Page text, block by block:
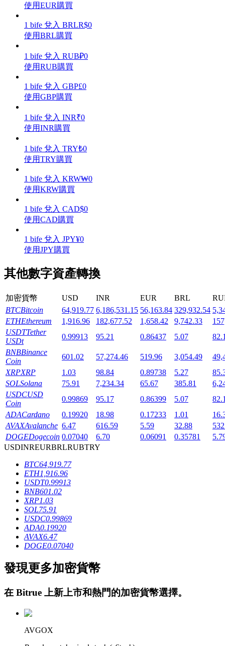
增值寶
使您的資產穩定增值
機槍池
一鍵質押鎖定高收益
Launchpool
活期質押獲得熱門資產
鎖倉BTR
輕鬆獲得多重福利
借貸寶
使用EUR購買
1 bife 兌入 BRLR$0
使用BRL購買
1 bife 兌入 RUB₽0
使用RUB購買
1 bife 兌入 GBP£0
使用GBP購買
1 bife 兌入 INR₹0
使用INR購買
1 bife 兌入 TRY₺0
使用TRY購買
1 bife 兌入 KRW₩0
使用KRW購買
1 bife 兌入 CAD$0
使用CAD購買
1 bife 兌入 JPY¥0
使用JPY購買
其他數字資產轉換
加密貨幣 USD INR EUR BRL
BTCBitcoin 64,919.77 6,186,531.15 56,163.84 329,932.54
ETHEthereum 1,916.96 182,677.52 1,658.42 9,742.33
USDTTether
USDt
0.99913 95.21 0.86437 5.07
BNBBinance
Coin
601.02 57,274.46 519.96 3,054.49
XRPXRP 1.03 98.84 0.89738 5.27
SOLSolana 75.91 7,234.34 65.67 385.81
USDCUSD
Coin
0.99869 95.17 0.86399 5.07
ADACardano 0.19920 18.98 0.17233 1.01
AVAXAvalanche 6.47 616.59 5.59 32.88
DOGEDogecoin 0.07040 6.70 0.06091 0.35781
USDINREURBRLRUBTRY
BTC64,919.77
ETH1,916.96
USDT0.99913
BNB601.02
XRP1.03
SOL75.91
USDC0.99869
ADA0.19920
AVAX6.47
DOGE0.07040
發現更多加密貨幣
在 Bitrue 上新上市和熱門的加密貨幣選擇。
AVGOX